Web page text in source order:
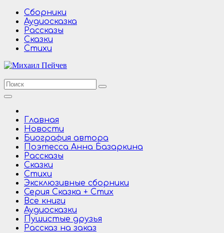
Перейти
содержимому
Сборники
Аудиосказка
Рассказы
Сказки
Стихи
Главная
Новости
Биография автора
Поэтесса Анна Базаркина
Рассказы
Сказки
Стихи
Эксклюзивные сборники
Серия Сказка + Стих
Все книги
Аудиосказки
Пушистые друзья
Рассказ на заказ